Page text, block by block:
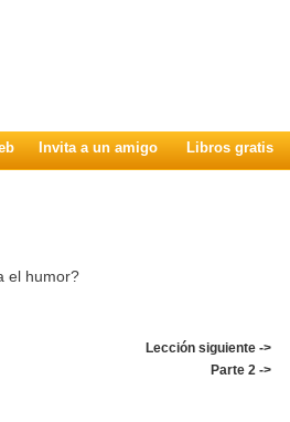
Invita a un amigo Libros gratis
el humor?
Lección siguiente ->
Parte 2 ->